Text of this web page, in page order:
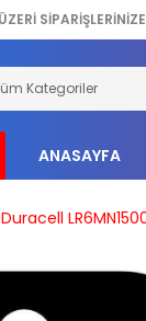
ANASAYFA
Duracell